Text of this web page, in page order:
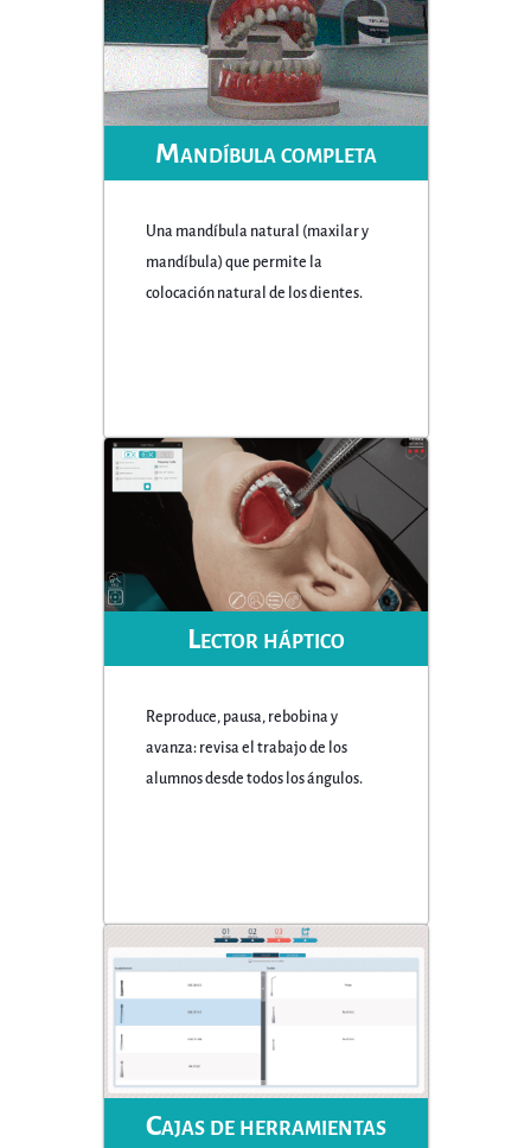
Mandíbula completa
Una mandíbula natural (maxilar y
mandíbula) que permite la
colocación natural de los dientes.
Lector háptico
Reproduce, pausa, rebobina y
avanza: revisa el trabajo de los
alumnos desde todos los ángulos.
Cajas de herramientas